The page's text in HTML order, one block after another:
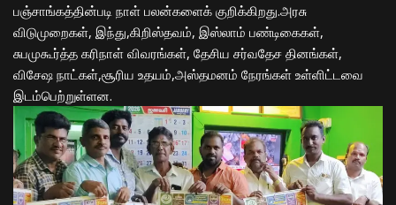
பஞ்சாங்கத்தின்படி நாள் பலன்களைக் குறிக்கிறது.அரசு
விடுமுறைகள், இந்து,கிறிஸ்தவம், இஸ்லாம் பண்டிகைகள்,
சுபமுகூர்த்த கரிநாள் விவரங்கள், தேசிய சர்வதேச தினங்கள்,
விசேஷ நாட்கள்,சூரிய உதயம்,அஸ்தமனம் நேரங்கள் உள்ளிட்டவை
இடம்பெற்றுள்ளன.